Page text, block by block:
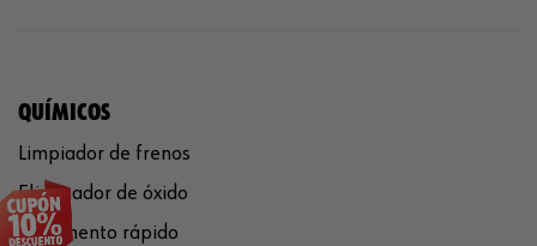
QUÍMICOS
Limpiador de frenos
Eliminador de óxido
Pegamento rápido